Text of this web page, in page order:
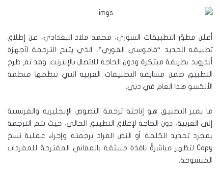
أعلن مطوّر التطبيقات السوري، محمد ملاذ البغدادي، عن إطلاق
تطبيقه الجديد “قاموسي الفوري”، الذي يتيح الترجمة لأجهزة
أندرويد بطريقة مبتكرة ودون الحاجة للاتصال بالإنترنت. وقد تم طرح
التطبيق ضمن مسابقة التطبيقات العربية التي تنظمها منظمة
الألكسو هذا العام في دبي.
ما يميز التطبيق هو إتاحته ترجمة النصوص الإنجليزية والفرنسية
إلى العربية، دون الحاجة لإغلاق التطبيق الحالي، حيث تتم الترجمة
بمجرد تحديد الكلمة أو النص المراد ترجمته وإجراء عملية نسخ
Copy لتظهر مباشرةً نافذة منبثقة بالمعاني المقترحة للمفردات
المنسوخة.